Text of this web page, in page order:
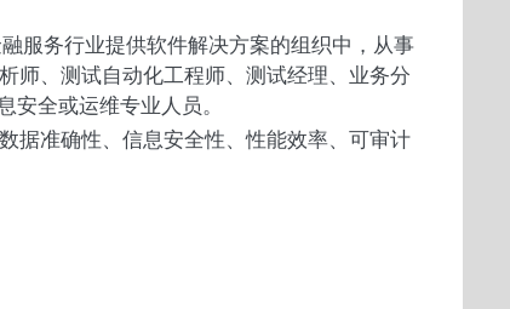
服务行业提供软件解决方案的组织中，从事
师、测试自动化工程师、测试经理、业务分
全或运维专业人员。
据准确性、信息安全性、性能效率、可审计